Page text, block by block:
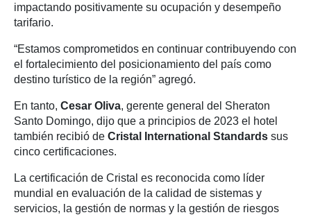
impactando positivamente su ocupación y desempeño
tarifario.
“Estamos comprometidos en continuar contribuyendo con
el fortalecimiento del posicionamiento del país como
destino turístico de la región” agregó.
En tanto, Cesar Oliva, gerente general del Sheraton
Santo Domingo, dijo que a principios de 2023 el hotel
también recibió de Cristal International Standards sus
cinco certificaciones.
La certificación de Cristal es reconocida como líder
mundial en evaluación de la calidad de sistemas y
servicios, la gestión de normas y la gestión de riesgos